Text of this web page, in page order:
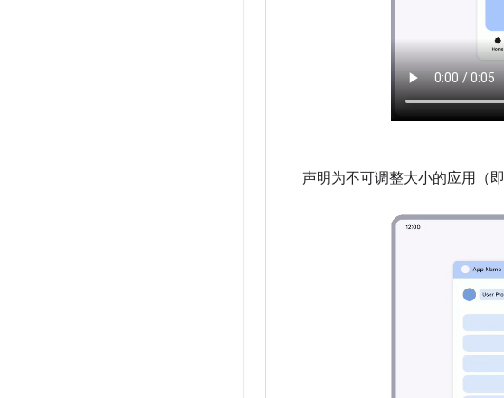
声明为不可调整大小的应用（即